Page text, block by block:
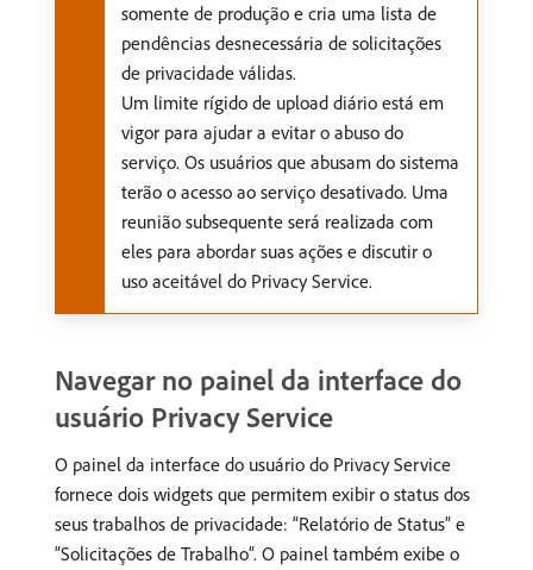
somente de produção e cria uma lista de
pendências desnecessária de solicitações
de privacidade válidas.
Um limite rígido de upload diário está em
vigor para ajudar a evitar o abuso do
serviço. Os usuários que abusam do sistema
terão o acesso ao serviço desativado. Uma
reunião subsequente será realizada com
eles para abordar suas ações e discutir o
uso aceitável do Privacy Service.
Navegar no painel da interface do
usuário Privacy Service
O painel da interface do usuário do Privacy Service
fornece dois widgets que permitem exibir o status dos
seus trabalhos de privacidade: “Relatório de Status” e
“Solicitações de Trabalho”. O painel também exibe o